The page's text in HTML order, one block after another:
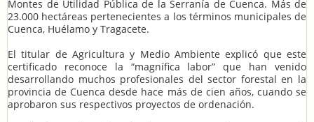
Montes de Utilidad Pública de la Serranía de Cuenca. Más de
23.000 hectáreas pertenecientes a los términos municipales de
Cuenca, Huélamo y Tragacete.
El titular de Agricultura y Medio Ambiente explicó que este
certificado reconoce la “magnífica labor” que han venido
desarrollando muchos profesionales del sector forestal en la
provincia de Cuenca desde hace más de cien años, cuando se
aprobaron sus respectivos proyectos de ordenación.